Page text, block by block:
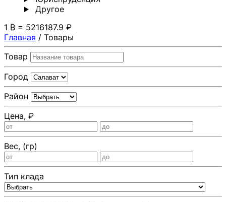
Другoе
1 ₿ = 5216187.9 ₽
Главная / Товары
Товар
Город
Район
Цена, ₽
Вес, (гр)
Тип клада